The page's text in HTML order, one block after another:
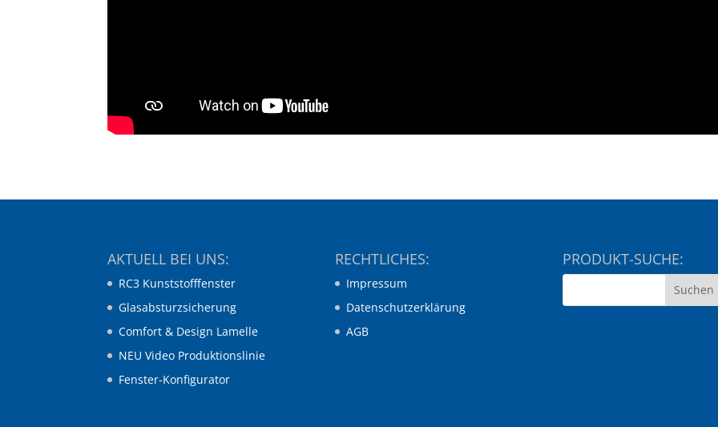
AKTUELL BEI UNS:
RC3 Kunststofffenster
Glasabsturzsicherung
Comfort & Design Lamelle
NEU Video Produktionslinie
Fenster-Konfigurator
RECHTLICHES:
Impressum
Datenschutzerklärung
AGB
PRODUKT-SUCHE: